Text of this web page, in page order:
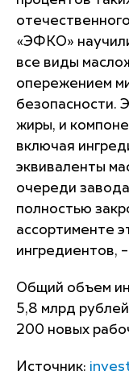
«ЭФКО»
все виды
опережением
безопасности.
жиры, и
включая
эквиваленты
очереди
полностью
ассортименте
ингредиентов,
Общий объем
5,8 млрд
200 новых
Источник: